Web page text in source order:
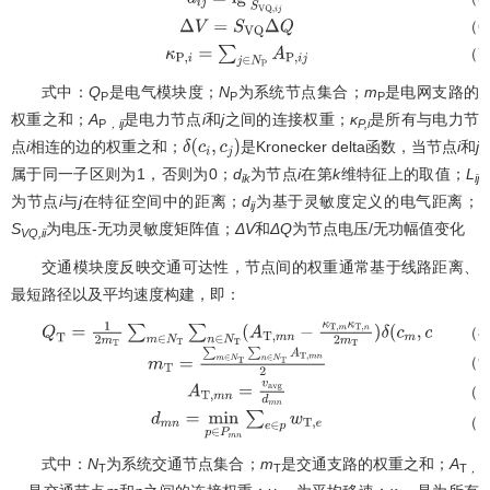
ΔV =SVQΔQ
（
κP, =∑j∈NPAP,ij （
式中：QP是电气模块度；NP为系统节点集合； mP是电网支路的
权重之和；AP ，ij是电力节点i和j之间的连接权重； κP,i是所有与电力节
点i相连的边的权重之和； δ(ci,cj)
是Kronecker delta函数，当节点i和j
属于同一子区则为1，否则为0； dik为节点i在第k维特征上的取值；L ij
为节点i与j在特征空间中的距离；dij为基于灵敏度定义的电气距离；
SVQ,ii为电压-无功灵敏度矩阵值； ΔV和ΔQ为节点电压/无功幅值变化
交通模块度反映交通可达性，节点间的权重通常基于线路距离、
最短路径以及平均速度构建，即：
QT=12mT∑m∈NT∑n∈NT(AT,mn−κ T,mκT,n2mT)δ( c （
mT=∑m∈NT∑n∈NTA
（
AT mn=va
（
dm n=min p∈Pmn∑e∈ （
式中：NT为系统交通节点集合； mT是交通支路的权重之和；AT，